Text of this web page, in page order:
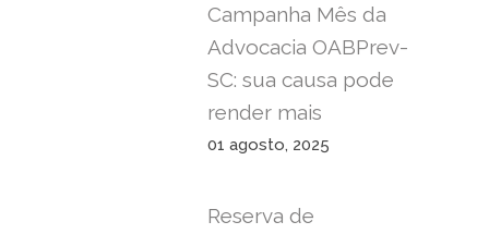
Campanha Mês da
Advocacia OABPrev-
SC: sua causa pode
render mais
01 agosto, 2025
Reserva de